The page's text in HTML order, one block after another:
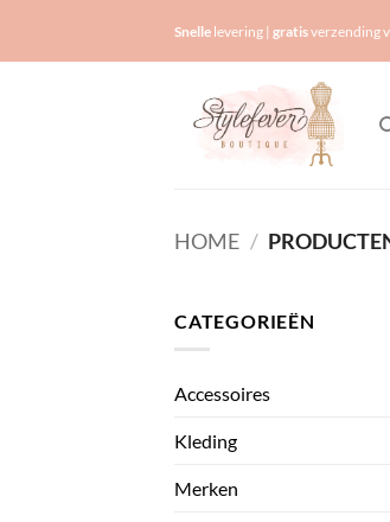
Snelle levering | gratisverzending
HOME /
CATEGORIEËN
Accessoires
Kleding
Merken